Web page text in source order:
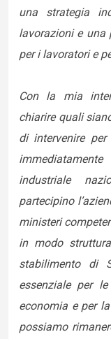
una strategia
lavorazioni e una
per i lavoratori e
Con la mia
chiarire quali
di intervenire
industriale
partecipino
ministeri
in modo
stabilimento di
essenziale per
economia e per
possiamo